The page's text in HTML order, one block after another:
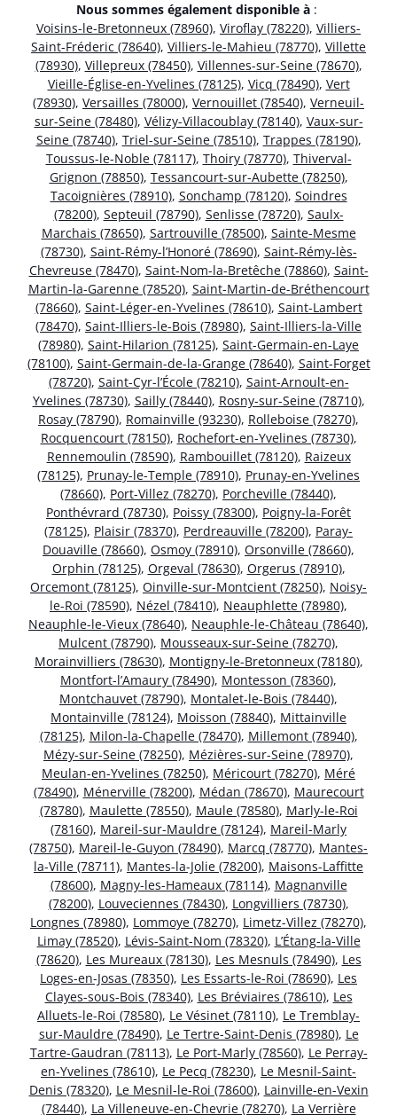
Nous sommes également disponible à :
Voisins-le-Bretonneux (78960), Viroflay (78220), Villiers-
Saint-Fréderic (78640), Villiers-le-Mahieu (78770), Villette
(78930), Villepreux (78450), Villennes-sur-Seine (78670),
Vieille-Église-en-Yvelines (78125), Vicq (78490), Vert
(78930), Versailles (78000), Vernouillet (78540), Verneuil-
sur-Seine (78480), Vélizy-Villacoublay (78140), Vaux-sur-
Seine (78740), Triel-sur-Seine (78510), Trappes (78190),
Toussus-le-Noble (78117), Thoiry (78770), Thiverval-
Grignon (78850), Tessancourt-sur-Aubette (78250),
Tacoignières (78910), Sonchamp (78120), Soindres
(78200), Septeuil (78790), Senlisse (78720), Saulx-
Marchais (78650), Sartrouville (78500), Sainte-Mesme
(78730), Saint-Rémy-l’Honoré (78690), Saint-Rémy-lès-
Chevreuse (78470), Saint-Nom-la-Bretêche (78860), Saint-
Martin-la-Garenne (78520), Saint-Martin-de-Bréthencourt
(78660), Saint-Léger-en-Yvelines (78610), Saint-Lambert
(78470), Saint-Illiers-le-Bois (78980), Saint-Illiers-la-Ville
(78980), Saint-Hilarion (78125), Saint-Germain-en-Laye
(78100), Saint-Germain-de-la-Grange (78640), Saint-Forget
(78720), Saint-Cyr-l’École (78210), Saint-Arnoult-en-
Yvelines (78730), Sailly (78440), Rosny-sur-Seine (78710),
Rosay (78790), Romainville (93230), Rolleboise (78270),
Rocquencourt (78150), Rochefort-en-Yvelines (78730),
Rennemoulin (78590), Rambouillet (78120), Raizeux
(78125), Prunay-le-Temple (78910), Prunay-en-Yvelines
(78660), Port-Villez (78270), Porcheville (78440),
Ponthévrard (78730), Poissy (78300), Poigny-la-Forêt
(78125), Plaisir (78370), Perdreauville (78200), Paray-
Douaville (78660), Osmoy (78910), Orsonville (78660),
Orphin (78125), Orgeval (78630), Orgerus (78910),
Orcemont (78125), Oinville-sur-Montcient (78250), Noisy-
le-Roi (78590), Nézel (78410), Neauphlette (78980),
Neauphle-le-Vieux (78640), Neauphle-le-Château (78640),
Mulcent (78790), Mousseaux-sur-Seine (78270),
Morainvilliers (78630), Montigny-le-Bretonneux (78180),
Montfort-l’Amaury (78490), Montesson (78360),
Montchauvet (78790), Montalet-le-Bois (78440),
Montainville (78124), Moisson (78840), Mittainville
(78125), Milon-la-Chapelle (78470), Millemont (78940),
Mézy-sur-Seine (78250), Mézières-sur-Seine (78970),
Meulan-en-Yvelines (78250), Méricourt (78270), Méré
(78490), Ménerville (78200), Médan (78670), Maurecourt
(78780), Maulette (78550), Maule (78580), Marly-le-Roi
(78160), Mareil-sur-Mauldre (78124), Mareil-Marly
(78750), Mareil-le-Guyon (78490), Marcq (78770), Mantes-
la-Ville (78711), Mantes-la-Jolie (78200), Maisons-Laffitte
(78600), Magny-les-Hameaux (78114), Magnanville
(78200), Louveciennes (78430), Longvilliers (78730),
Longnes (78980), Lommoye (78270), Limetz-Villez (78270),
Limay (78520), Lévis-Saint-Nom (78320), L’Étang-la-Ville
(78620), Les Mureaux (78130), Les Mesnuls (78490), Les
Loges-en-Josas (78350), Les Essarts-le-Roi (78690), Les
Clayes-sous-Bois (78340), Les Bréviaires (78610), Les
Alluets-le-Roi (78580), Le Vésinet (78110), Le Tremblay-
sur-Mauldre (78490), Le Tertre-Saint-Denis (78980), Le
Tartre-Gaudran (78113), Le Port-Marly (78560), Le Perray-
en-Yvelines (78610), Le Pecq (78230), Le Mesnil-Saint-
Denis (78320), Le Mesnil-le-Roi (78600), Lainville-en-Vexin
(78440), La Villeneuve-en-Chevrie (78270), La Verrière